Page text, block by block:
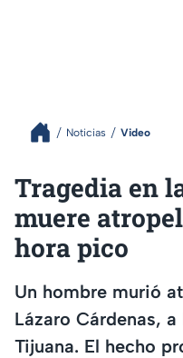
Noticias Video
Tragedia en
muere
hora pico
Un hombre murió
Lázaro Cárdenas,
Tijuana. El hecho